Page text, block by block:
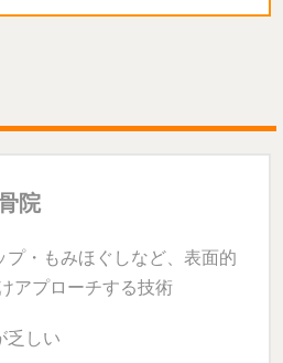
院
・もみほぐしなど、表面的
アプローチする技術
しい